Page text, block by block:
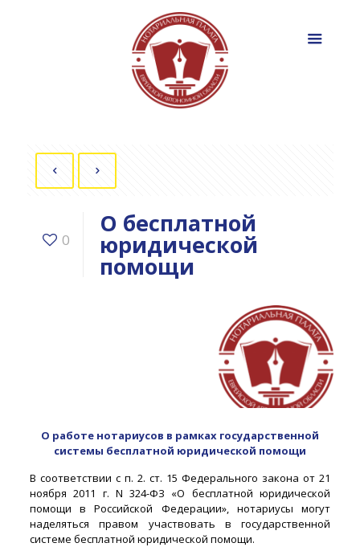
0
О бесплатной
юридической
помощи
О работе нотариусов в рамках государственной
системы бесплатной юридической помощи
В соответствии с п. 2. ст. 15 Федерального закона от 21
ноября 2011 г. N 324-ФЗ «О бесплатной юридической
помощи в Российской Федерации», нотариусы могут
наделяться правом участвовать в государственной
системе бесплатной юридической помощи.